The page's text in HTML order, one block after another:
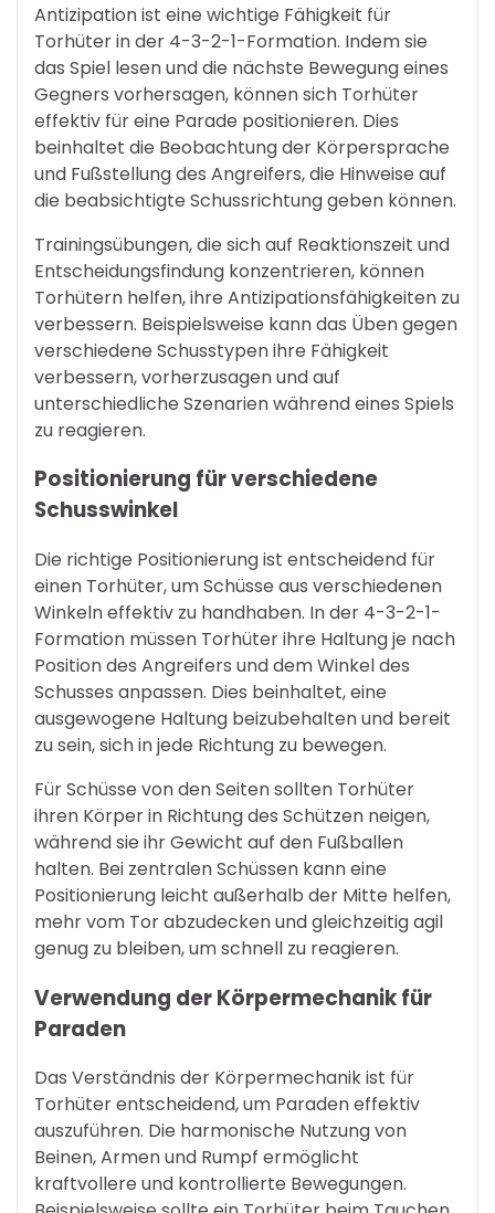
Antizipation ist eine wichtige Fähigkeit für
Torhüter in der 4-3-2-1-Formation. Indem sie
das Spiel lesen und die nächste Bewegung eines
Gegners vorhersagen, können sich Torhüter
effektiv für eine Parade positionieren. Dies
beinhaltet die Beobachtung der Körpersprache
und Fußstellung des Angreifers, die Hinweise auf
die beabsichtigte Schussrichtung geben können.
Trainingsübungen, die sich auf Reaktionszeit und
Entscheidungsfindung konzentrieren, können
Torhütern helfen, ihre Antizipationsfähigkeiten zu
verbessern. Beispielsweise kann das Üben gegen
verschiedene Schusstypen ihre Fähigkeit
verbessern, vorherzusagen und auf
unterschiedliche Szenarien während eines Spiels
zu reagieren.
Positionierung für verschiedene
Schusswinkel
Die richtige Positionierung ist entscheidend für
einen Torhüter, um Schüsse aus verschiedenen
Winkeln effektiv zu handhaben. In der 4-3-2-1-
Formation müssen Torhüter ihre Haltung je nach
Position des Angreifers und dem Winkel des
Schusses anpassen. Dies beinhaltet, eine
ausgewogene Haltung beizubehalten und bereit
zu sein, sich in jede Richtung zu bewegen.
Für Schüsse von den Seiten sollten Torhüter
ihren Körper in Richtung des Schützen neigen,
während sie ihr Gewicht auf den Fußballen
halten. Bei zentralen Schüssen kann eine
Positionierung leicht außerhalb der Mitte helfen,
mehr vom Tor abzudecken und gleichzeitig agil
genug zu bleiben, um schnell zu reagieren.
Verwendung der Körpermechanik für
Paraden
Das Verständnis der Körpermechanik ist für
Torhüter entscheidend, um Paraden effektiv
auszuführen. Die harmonische Nutzung von
Beinen, Armen und Rumpf ermöglicht
kraftvollere und kontrollierte Bewegungen.